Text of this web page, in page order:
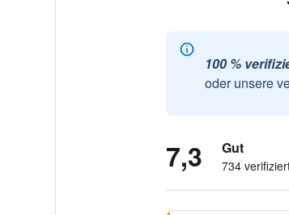
100 %
oder unsere
7,3 Gut
734